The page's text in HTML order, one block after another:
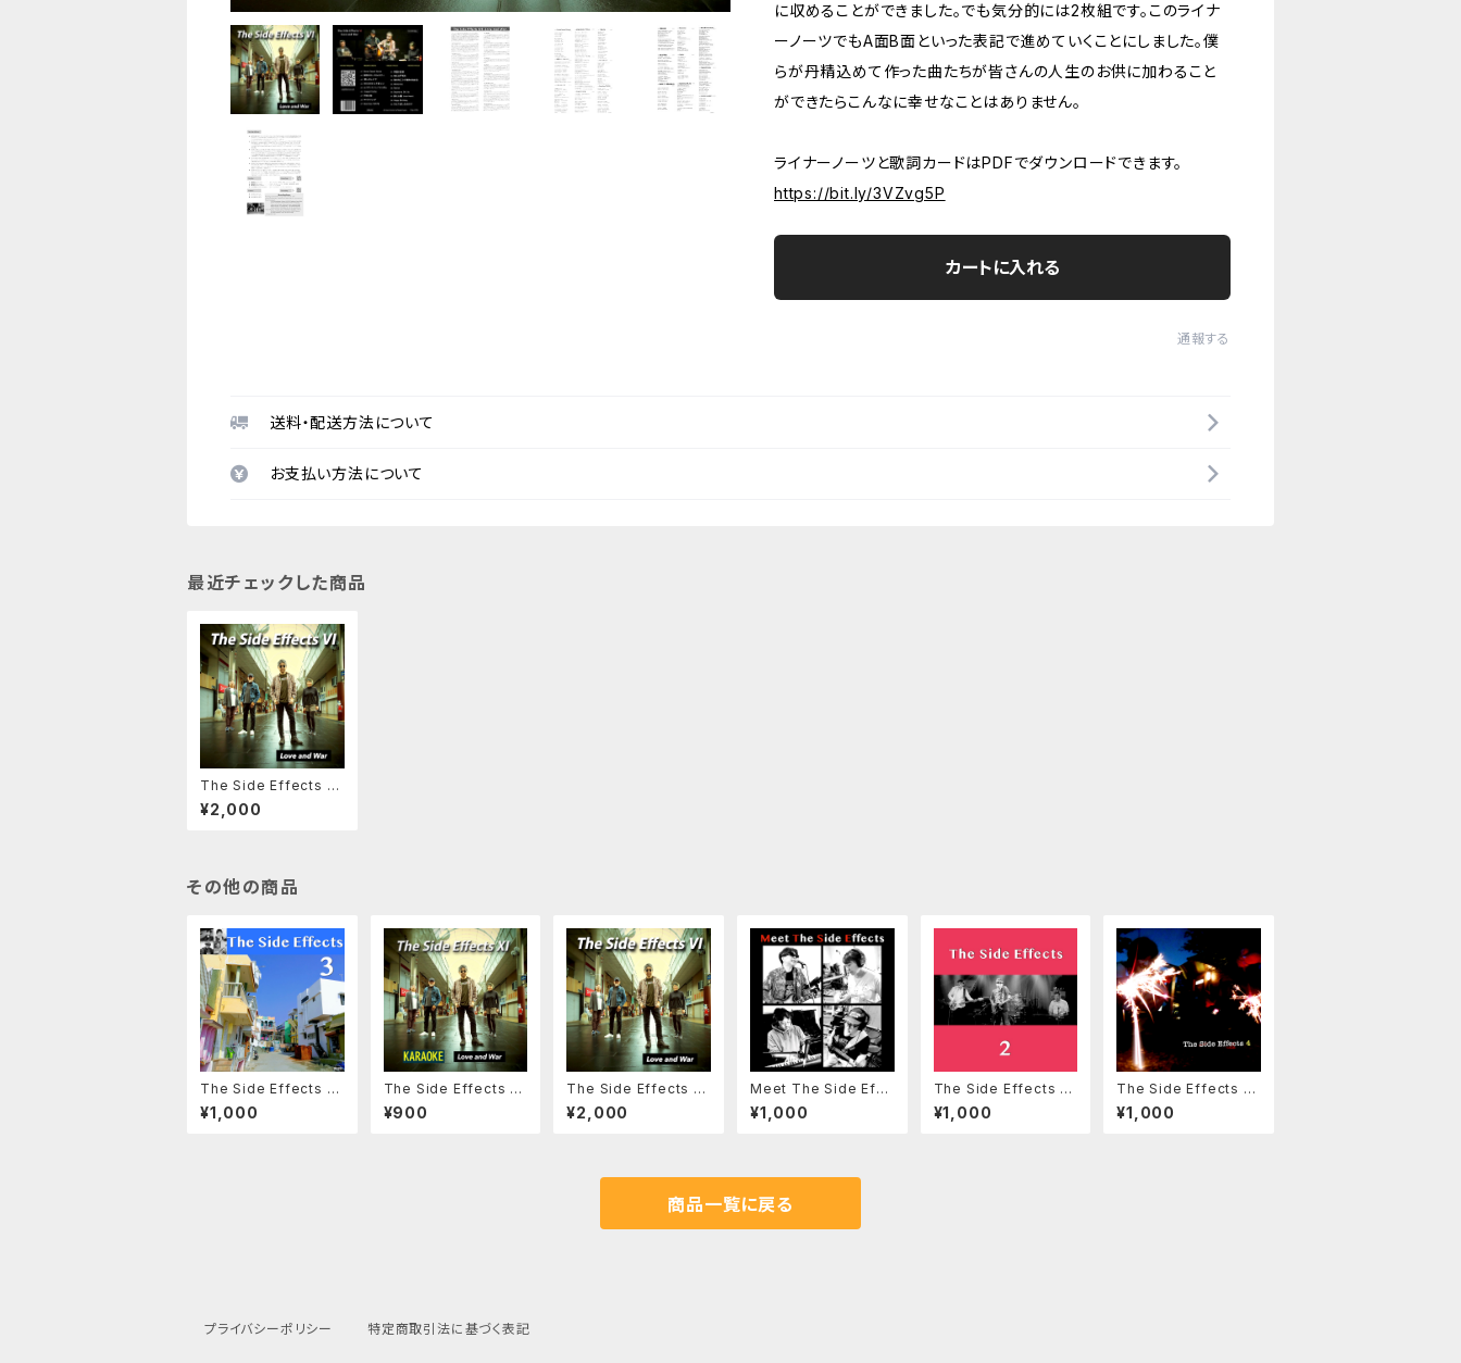
に収めることができました。でも気分的には2枚組です。このライナ
ーノーツでもA面B面といった表記で進めていくことにしました。僕
らが丹精込めて作った曲たちが皆さんの人生のお供に加わること
ができたらこんなに幸せなことはありません。
ライナーノーツと歌詞カードはPDFでダウンロードできます。
https://bit.ly/3VZvg5P
カートに入れる
通報する
送料・配送方法について
お支払い方法について
最近チェックした商品
The Side Effects 6t
h LOVE and WAR CD
版（紙ジャケット、歌詞
¥2,000
その他の商品
The Side Effects 3r
d 【ダウンロード版】
¥1,000
The Side Effects 6t
h LOVE and WAR ダ
ウンロード版【KARAO
¥900
The Side Effects 6t
h LOVE and WAR CD
版（紙ジャケット、歌詞
¥2,000
Meet The Side Effe
ctsCD版（紙ジャケッ
ト、歌詞付）
¥1,000
The Side Effects 2n
d CD
¥1,000
The Side Effects 4t
h 【ダウンロード版】
¥1,000
商品一覧に戻る
プライバシーポリシー 特定商取引法に基づく表記